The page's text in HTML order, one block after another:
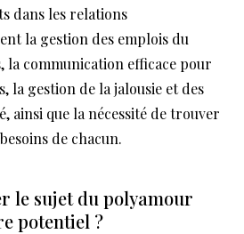
dans les relations
la gestion des emplois du
la communication efficace pour
la gestion de la jalousie et des
ainsi que la nécessité de trouver
de chacun.
le sujet du polyamour
potentiel ?